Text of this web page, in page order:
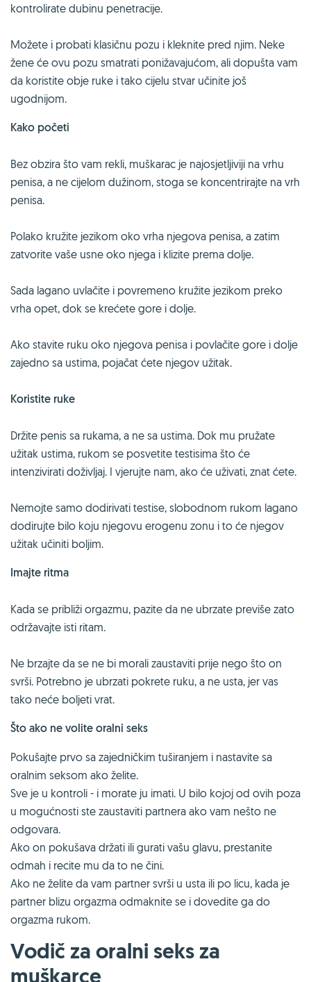
kontrolirate dubinu penetracije.
Možete i probati klasičnu pozu i kleknite pred njim. Neke
žene će ovu pozu smatrati ponižavajućom, ali dopušta vam
da koristite obje ruke i tako cijelu stvar učinite još
ugodnijom.
Kako početi
Bez obzira što vam rekli, muškarac je najosjetljiviji na vrhu
penisa, a ne cijelom dužinom, stoga se koncentrirajte na vrh
penisa.
Polako kružite jezikom oko vrha njegova penisa, a zatim
zatvorite vaše usne oko njega i klizite prema dolje.
Sada lagano uvlačite i povremeno kružite jezikom preko
vrha opet, dok se krećete gore i dolje.
Ako stavite ruku oko njegova penisa i povlačite gore i dolje
zajedno sa ustima, pojačat ćete njegov užitak.
Koristite ruke
Držite penis sa rukama, a ne sa ustima. Dok mu pružate
užitak ustima, rukom se posvetite testisima što će
intenzivirati doživljaj. I vjerujte nam, ako će uživati, znat ćete.
Nemojte samo dodirivati testise, slobodnom rukom lagano
dodirujte bilo koju njegovu erogenu zonu i to će njegov
užitak učiniti boljim.
Imajte ritma
Kada se približi orgazmu, pazite da ne ubrzate previše zato
održavajte isti ritam.
Ne brzajte da se ne bi morali zaustaviti prije nego što on
svrši. Potrebno je ubrzati pokrete ruku, a ne usta, jer vas
tako neće boljeti vrat.
Što ako ne volite oralni seks
Pokušajte prvo sa zajedničkim tuširanjem i nastavite sa
oralnim seksom ako želite.
Sve je u kontroli - i morate ju imati. U bilo kojoj od ovih poza
u mogućnosti ste zaustaviti partnera ako vam nešto ne
odgovara.
Ako on pokušava držati ili gurati vašu glavu, prestanite
odmah i recite mu da to ne čini.
Ako ne želite da vam partner svrši u usta ili po licu, kada je
partner blizu orgazma odmaknite se i dovedite ga do
orgazma rukom.
Vodič za oralni seks za
muškarce